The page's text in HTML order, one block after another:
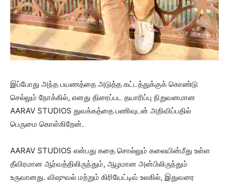
இப்போது அந்த பயணத்தை அடுத்த கட்டத்துக்குக் கொண்டு
செல்லும் நோக்கில், எனது திரைப்பட தயாரிப்பு நிறுவனமான
AARAV STUDIOS துவக்கத்தை பணிவுடன் அறிவிப்பதில்
பெருமை கொள்கிறேன்.
AARAV STUDIOS என்பது கதை சொல்லும் கலையின்மீது உள்ள
தீவிரமான ஆர்வத்திலிருந்தும், ஆழமான அன்பிலிருந்தும்
உருவானது. விஷுவல் மற்றும் கிரியேட்டிவ் உலகில், இதுவரை